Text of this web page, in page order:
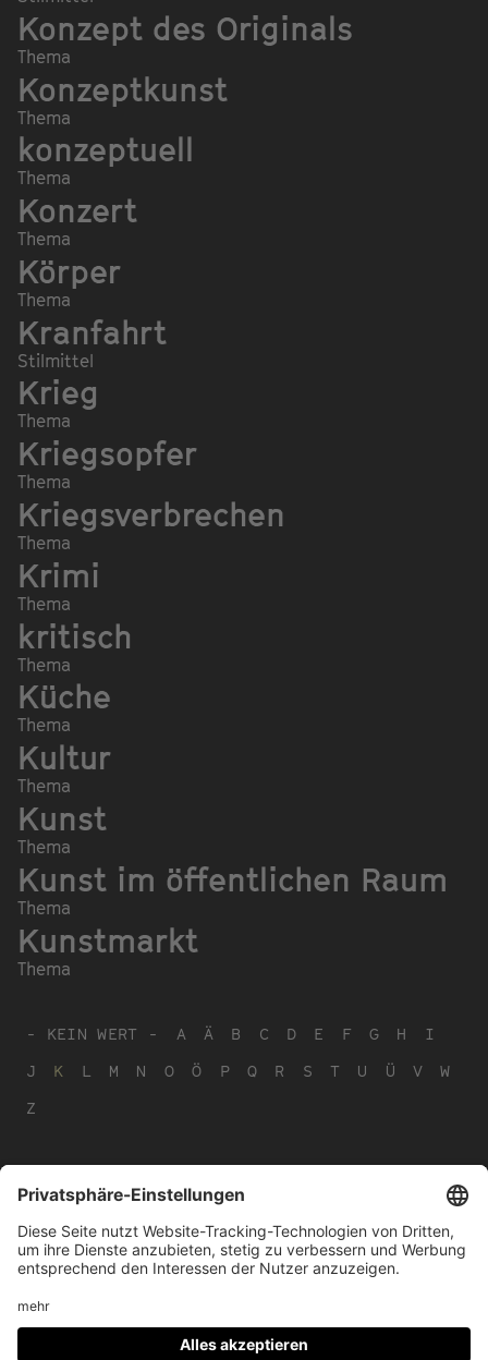
Konzept des Originals
Thema
Konzeptkunst
Thema
konzeptuell
Thema
Konzert
Thema
Körper
Thema
Kranfahrt
Stilmittel
Krieg
Thema
Kriegsopfer
Thema
Kriegsverbrechen
Thema
Krimi
Thema
kritisch
Thema
Küche
Thema
Kultur
Thema
Kunst
Thema
Kunst im öffentlichen Raum
Thema
Kunstmarkt
Thema
- KEIN WERT - A Ä B C D E F G H
I
J
K L M N O Ö P Q R S T U Ü V
W
Z
Footer
menu
IMPRESSUM PRIVACY
IMAI PLAY NUTZUNGSBEDINGUNGEN